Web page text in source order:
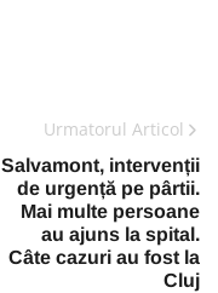
Urmatorul Articol
Salvamont, intervenții
de urgență pe pârtii.
Mai multe persoane
au ajuns la spital.
Câte cazuri au fost la
Cluj